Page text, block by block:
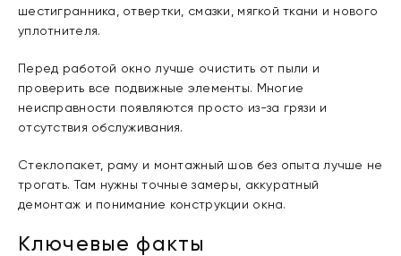
шестигранника, отвертки, смазки, мягкой ткани и нового
уплотнителя.
Перед работой окно лучше очистить от пыли и
проверить все подвижные элементы. Многие
неисправности появляются просто из-за грязи и
отсутствия обслуживания.
Стеклопакет, раму и монтажный шов без опыта лучше не
трогать. Там нужны точные замеры, аккуратный
демонтаж и понимание конструкции окна.
Ключевые факты